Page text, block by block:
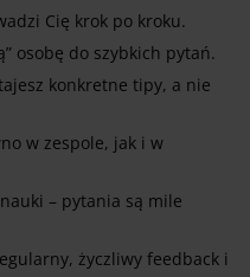
Cię krok po kroku.
osobę do szybkich pytań.
konkretne tipy, a nie
w zespole, jak i w
– pytania są mile
życzliwy feedback i